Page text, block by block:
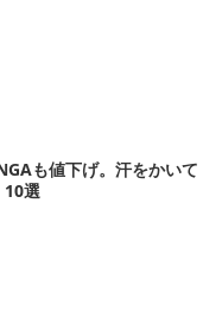
も値下げ。汗をかいて
10選